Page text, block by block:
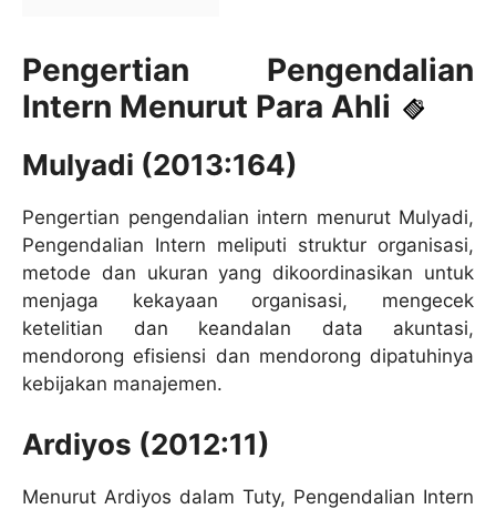
Pengertian Pengendalian
Intern Menurut Para Ahli
Mulyadi (2013:164)
Pengertian pengendalian intern menurut Mulyadi,
Pengendalian Intern meliputi struktur organisasi,
metode dan ukuran yang dikoordinasikan untuk
menjaga kekayaan organisasi, mengecek
ketelitian dan keandalan data akuntasi,
mendorong efisiensi dan mendorong dipatuhinya
kebijakan manajemen.
Ardiyos (2012:11)
Menurut Ardiyos dalam Tuty, Pengendalian Intern